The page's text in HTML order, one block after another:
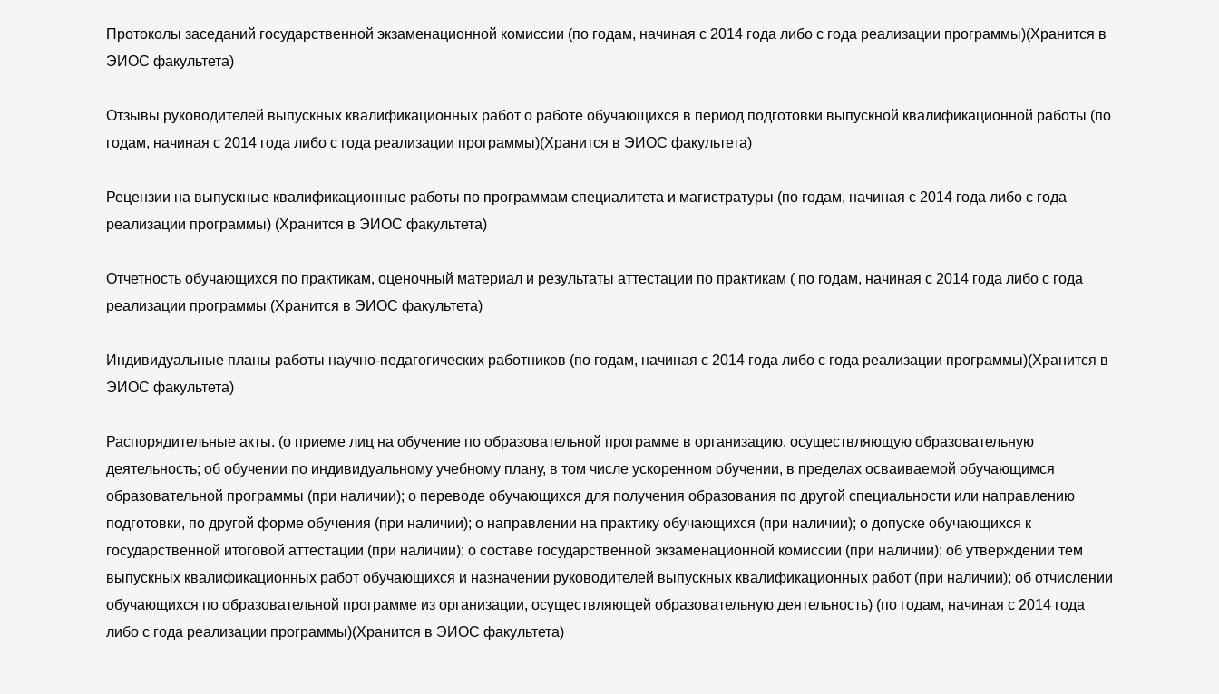
Протоколы заседаний государственной экзаменационной комиссии (по годам, начиная с 2014 года либо с года реализации программы)(Хранится в
ЭИОС факультета)
Отзывы руководителей выпускных квалификационных работ о работе обучающихся в период подготовки выпускной квалификационной работы (по
годам, начиная с 2014 года либо с года реализации программы)(Хранится в ЭИОС факультета)
Рецензии на выпускные квалификационные работы по программам специалитета и магистратуры (по годам, начиная с 2014 года либо с года
реализации программы) (Хранится в ЭИОС факультета)
Отчетность обучающихся по практикам, оценочный материал и результаты аттестации по практикам ( по годам, начиная с 2014 года либо с года
реализации программы (Хранится в ЭИОС факультета)
Индивидуальные планы работы научно-педагогических работников (по годам, начиная с 2014 года либо с года реализации программы)(Хранится в
ЭИОС факультета)
Распорядительные акты. (о приеме лиц на обучение по образовательной программе в организацию, осуществляющую образовательную
деятельность; об обучении по индивидуальному учебному плану, в том числе ускоренном обучении, в пределах осваиваемой обучающимся
образовательной программы (при наличии); о переводе обучающихся для получения образования по другой специальности или направлению
подготовки, по другой форме обучения (при наличии); о направлении на практику обучающихся (при наличии); о допуске обучающихся к
государственной итоговой аттестации (при наличии); о составе государственной экзаменационной комиссии (при наличии); об утверждении тем
выпускных квалификационных работ обучающихся и назначении руководителей выпускных квалификационных работ (при наличии); об отчислении
обучающихся по образовательной программе из организации, осуществляющей образовательную деятельность) (по годам, начиная с 2014 года
либо с года реализации программы)(Хранится в ЭИОС факультета)